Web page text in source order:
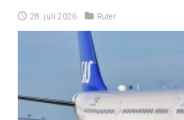
28. juli 2026 Ruter